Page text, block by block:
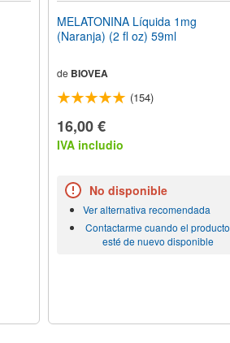
MELATONINA Líquida 1mg
(Naranja) (2 fl oz) 59ml
de BIOVEA
(154)
16,00 €
IVA includio
No disponible
Ver alternativa recomendada
Contactarme cuando el producto
esté de nuevo disponible